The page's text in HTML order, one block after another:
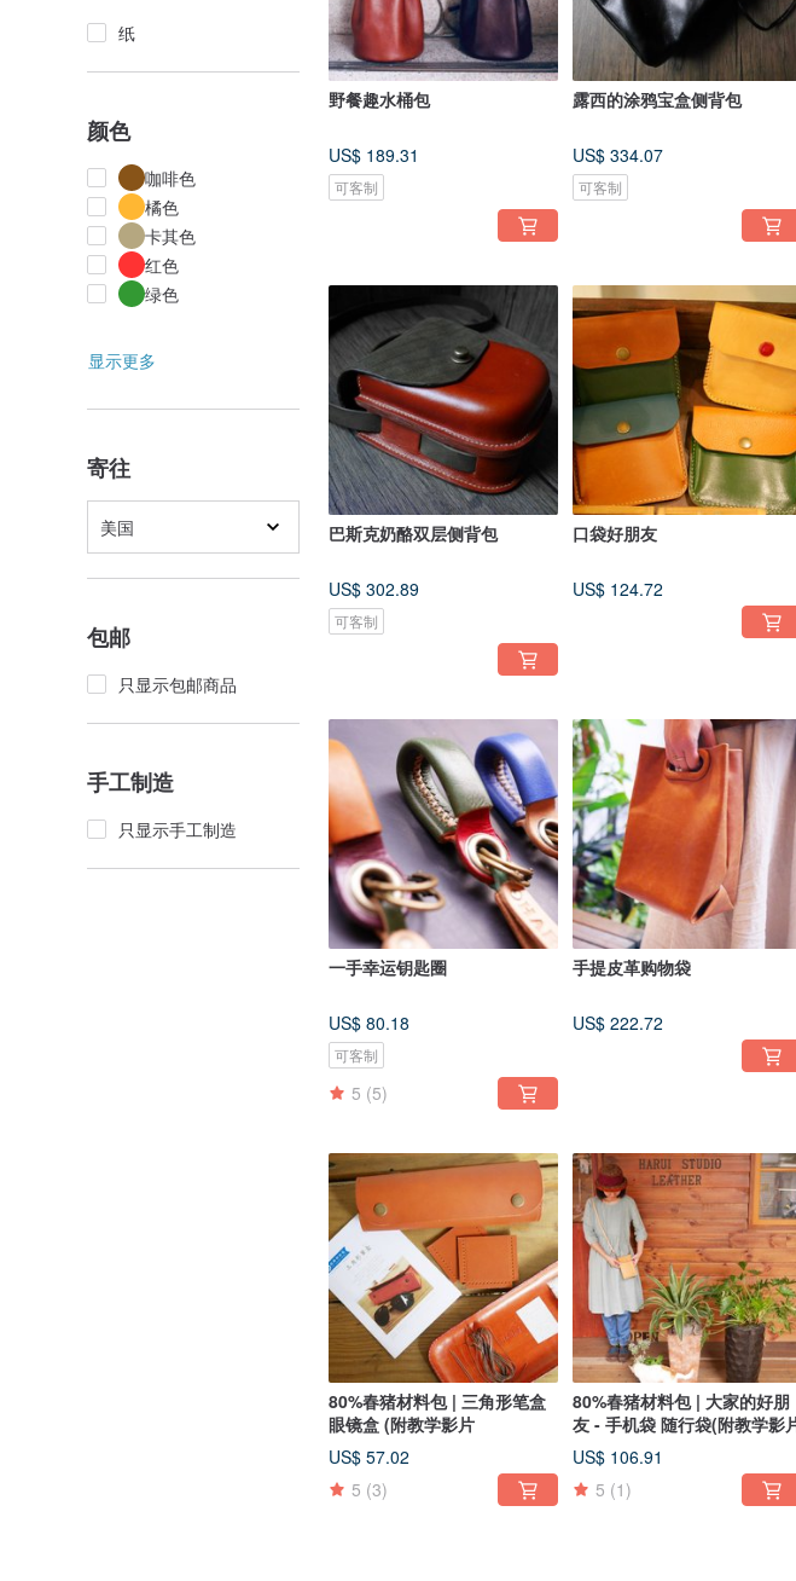
纸
颜色
咖啡色
橘色
卡其色
红色
绿色
显示更多
寄往
美国
包邮
只显示包邮商品
手工制造
只显示手工制造
野餐趣水桶包
US$ 189.31
可客制
露西的涂鸦宝盒侧背包
US$ 334.07
可客制
巴斯克奶酪双层侧背包
US$ 302.89
可客制
口袋好朋友
US$ 124.72
一手幸运钥匙圈
US$ 80.18
可客制
5 (5)
手提皮革购物袋
US$ 222.72
80%春猪材料包 | 三角形笔盒
眼镜盒 (附教学影片
US$ 57.02
5 (3)
80%春猪材料包 | 大家的好朋
友 - 手机袋 随行袋(附教学影
US$ 106.91
5 (1)